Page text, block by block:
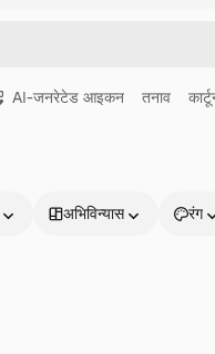
AI-जनरेटेड आइकन तनाव
अभिविन्यास रंग